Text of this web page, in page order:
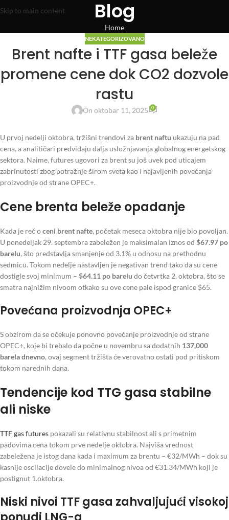
Skip to main content Blog
Home
NEKATEGORIZOVANO
Brent nafte i TTF gasa beleže
promene cene dok CO2 dozvole
rastu
On oktobar 11, 2025 0
U prvoj nedelji oktobra, tržišni trendovi za brent naftu ukazuju na pad
cena, a analitičari predviđaju dalja usložnjavanja globalnog energetskog
sektora. Naime, futures ugovori za brent su još uvek pod uticajem
zabrinutosti zbog potražnje širom sveta kao i najavljenih povećanja
proizvodnje od strane OPEC+.
Cene brenta beleže opadanje
Kada je reč oceni brent nafte, početak meseca oktobra nije bio povoljan.
U ponedeljak 29. septembra zabeležen je maksimalan iznos od $67.97 po
barelu, što predstavlja smanjenje od 3.1% u odnosu na prethodnu
sedmicu. Tokom nedelje nastavljen je negativan trend tako da su cene
dostigle svoj minimum – $64.11 po barelu do četvrtka 2. oktobra, što se
smatra najnižim nivoom otkako su ove cene pale ispod granice $65.
Povećana proizvodnja OPEC+
S obzirom da se očekuje ponovno povećanje proizvodnje od strane
OPEC+, koje bi trebalo da počne u novembru sa dodatnih 137,000
barela dnevno, ovaj segment tržišta će verovatno ostati pod pritiskom
tokom narednih dana.
Tendencije kod TTG gasa stabilne
ali niske
TTF gas futures pokazali su relativnu stabilnost ali s primetnim
padovima cena tokom prve nedelje oktobra. Najviša vrednost
zabeležena je istog dana kada i maximum za brentu – €32/MWh – dok su
kasnije oscilacije dovele do minimalnog nivoa od €31.34/MWh koji je
postignut 1.oktobra.
Niski nivoi TTF gasa zahvaljujući visokoj